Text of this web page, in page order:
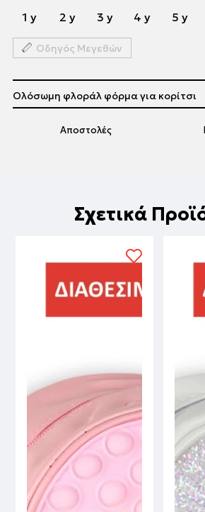
1 y 2 y 3 y 4 y 5 y
Οδηγός Μεγεθών
Αποστολές
Ολόσωμη φλοράλ φόρμα για κορίτσι
Σχετικά